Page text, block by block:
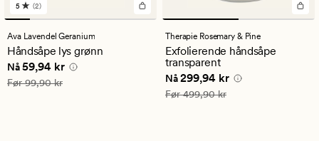
2
anmeldelser
med
en
gjennomsnittlig
vurdering
på
5
5 (2)
Ava Lavendel Geranium
Håndsåpe lys grønn
Nåværende pris
Nå59,94 kr
Vanlig pris 99,90 kr
Før99,90 kr
Therapie Rosemary & Pine
Exfolierende håndsåpe
transparent
Nåværende pris
Nå299,94 kr
Vanlig pris 499,90 kr
Før499,90 kr